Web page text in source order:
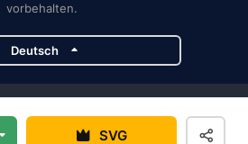
SVG
vorbehalten.
Deutsch